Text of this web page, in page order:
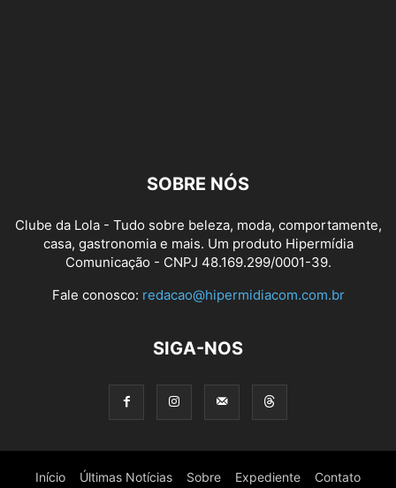
SOBRE NÓS
Clube da Lola - Tudo sobre beleza, moda, comportamente,
casa, gastronomia e mais. Um produto Hipermídia
Comunicação - CNPJ 48.169.299/0001-39.
Fale conosco: redacao@hipermidiacom.com.br
SIGA-NOS
Início Últimas Notícias Sobre Expediente Contato